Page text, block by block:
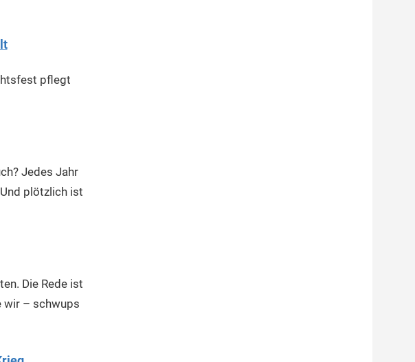
pflegt
Jedes Jahr
plötzlich ist
Die Rede ist
wir – schwups